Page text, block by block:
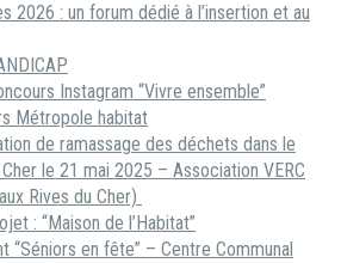
2026 : un forum dédié à l’insertion et au
Instagram “Vivre ensemble”
Métropole habitat
de ramassage des déchets dans le
le 21 mai 2025 – Association VERC
Rives du Cher)
: “Maison de l’Habitat”
“Séniors en fête” – Centre Communal